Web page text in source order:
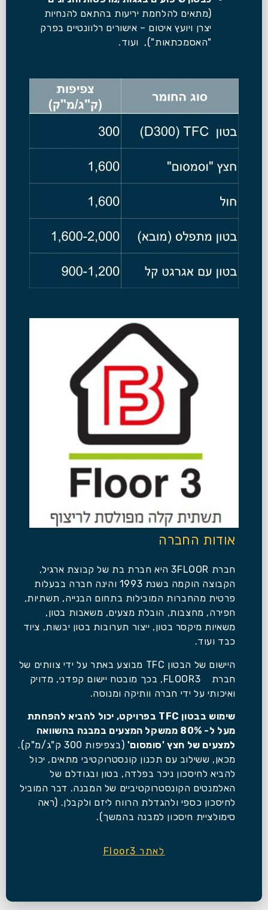
(מתאים להלחמת יריעות בהתאם להנחיות
יצרן ויועץ איטום – אישורים רלוונטיים בפרק
"האסמכתאות"), ועוד.
אודות החברה
חברת 3FLOOR היא חברת בת של קבוצת ארגיל,
הקבוצה הוקמה בשנת 1993 והינה חברה בבעלות
פרטית מהחברות המובילות בתחום הבנייה, תשתיות,
חפירה, מחצבות, הובלת מצעים, משאבות בטון,
משאיות מיקסר בטון, ייצור תערובות בטון יבשות, ציוד
כבד ועוד.
היישום של הבטון TFC מבוצע באתר על ידי צוותים של
חברת FLOOR3, בכך מובטח יישום קפדני, מדויק
ואיכותי על ידי חברה וותיקה ומנוסה.
שימוש בבטון TFC בפרויקט, יכול להביא להפחתת
מעל ל- 80% ממשקל המצעים במבנה בהשוואה
למצעים של חצץ 'סומסום'
(בצפיפות 300 ק"ג/מ"ק).
מכאן, ששילוב עם תכנון קונסטרוקטיבי מתאים, יכול
להביא לחיסכון ניכר בפלדה, בטון ובגודלם של
האלמנטים הקונסטרוקטיביים של המבנה. דבר המוביל
לחיסכון כספי ולהגדלת הרווח ליזם ולקבלן. (ראה
סימולציית חיסכון למבנה בהמשך).
לאתר Floor3